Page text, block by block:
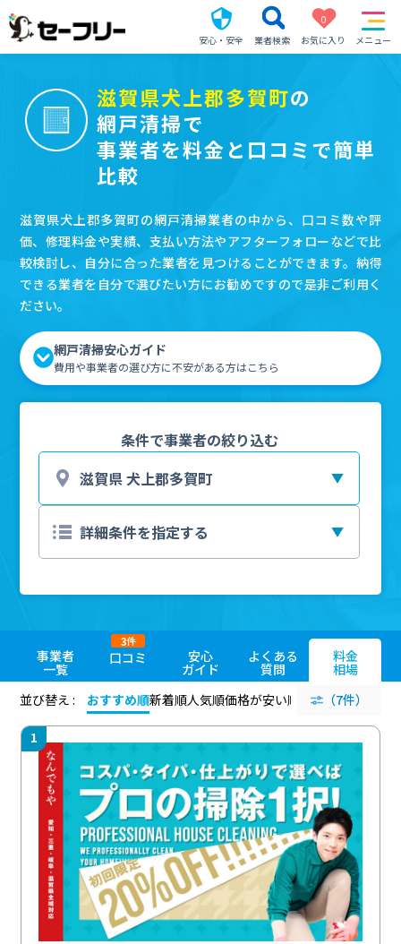
安心・安全 業者検索
0
お気に入り
メニュー
滋賀県犬上郡多賀町の
網戸清掃で
事業者を料金と口コミで簡単
比較
滋賀県犬上郡多賀町の網戸清掃業者の中から、口コミ数や評
価、修理料金や実績、支払い方法やアフターフォローなどで比
較検討し、自分に合った業者を見つけることができます。納得
できる業者を自分で選びたい方にお勧めですので是非ご利用く
ださい。
網戸清掃安心ガイド
費用や事業者の選び方に不安がある方はこちら
条件で事業者の絞り込む
事業者
一覧
口コミ
3件
安心
ガイド
よくある
質問
料金
相場
並び替え :
おすすめ順新着順人気順価格が安い順 評価が高い順
（7件）
1